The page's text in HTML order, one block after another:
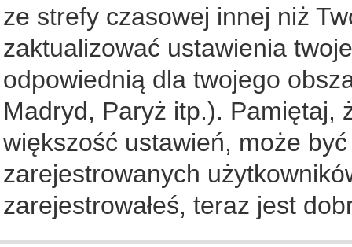
ze strefy czasowej innej niż
zaktualizować ustawienia
odpowiednią dla twojego
Madryd, Paryż itp.). Pamiętaj,
większość ustawień, może
zarejestrowanych
zarejestrowałeś, teraz jest